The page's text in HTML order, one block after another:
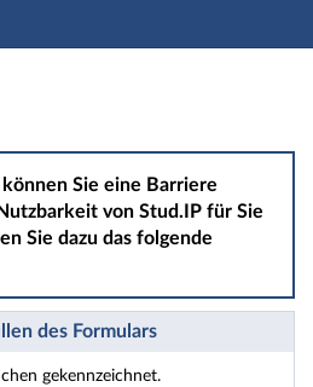
Sie eine Barriere
von Stud.IP für Sie
Sie dazu das folgende
des Formulars
gekennzeichnet.